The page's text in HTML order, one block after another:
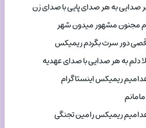
صدایی به هر صدای پایی با صدای زن
مجنون مشهور میدون شهر
دور سرت بگردم ریمیکس
دلم به هر صدایی با صدای عهدیه
ریمیکس اینستاگرام
ریمیکس رامین تجنگی